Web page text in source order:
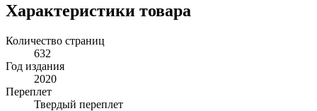
Характеристики товара
Количество страниц
632
Год издания
2020
Переплет
Твердый переплет